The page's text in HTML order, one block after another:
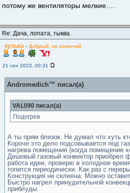
потому же вентиляторы мелкие….
Re: Дача, лопата, тыква.
кузька - Добрый, но колючий
21 сен 2023, 00:31
Andromedich™ писал(а)
VAL090 писал(а)
Подогрев
А ты прям близок. Не думал что хуть
Короче это дело подсовывается под
нагрева помещения (когда помещение
Дешовый газовый конвектор приобрел
работа идеи, проверю в холодное
топится переодически. Как раз с
Конструкция не склеена. Можно
Быстро нагрел принудительной
приблуды.